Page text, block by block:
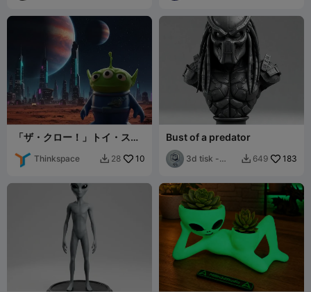
「ザ・クロー！」トイ・スト
Thinkspace  28 10
Bust of a predator
3d tisk -
 649 183